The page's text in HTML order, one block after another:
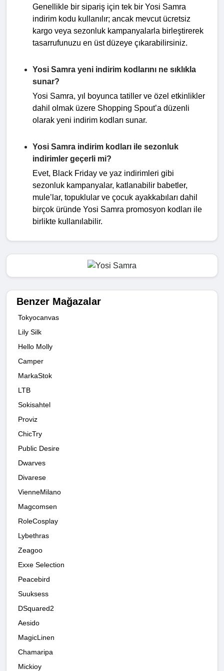
Genellikle bir sipariş için tek bir Yosi Samra
indirim kodu kullanılır; ancak mevcut ücretsiz
kargo veya sezonluk kampanyalarla birleştirerek
tasarrufunuzu en üst düzeye çıkarabilirsiniz.
Yosi Samra yeni indirim kodlarını ne sıklıkla
sunar?
Yosi Samra, yıl boyunca tatiller ve özel etkinlikler
dahil olmak üzere Shopping Spout’a düzenli
olarak yeni indirim kodları sunar.
Yosi Samra indirim kodları ile sezonluk
indirimler geçerli mi?
Evet, Black Friday ve yaz indirimleri gibi
sezonluk kampanyalar, katlanabilir babetler,
mule’lar, topuklular ve çocuk ayakkabıları dahil
birçok üründe Yosi Samra promosyon kodları ile
birlikte kullanılabilir.
Benzer Mağazalar
Tokyocanvas
Lily Silk
Hello Molly
Camper
MarkaStok
LTB
Sokisahtel
Proviz
ChicTry
Public Desire
Dwarves
Divarese
VienneMilano
Magcomsen
RoleCosplay
Lybethras
Zeagoo
Exxe Selection
Peacebird
Suuksess
DSquared2
Aesido
MagicLinen
Chamaripa
Mickioy